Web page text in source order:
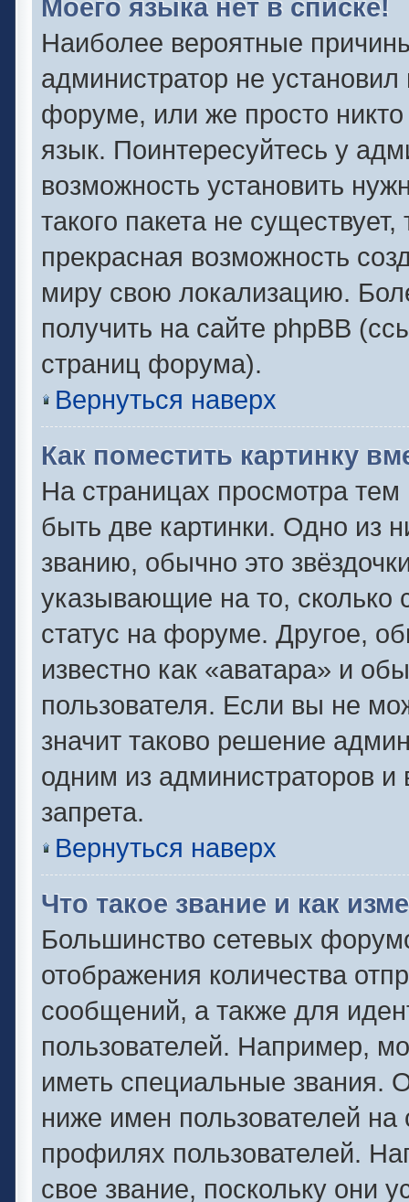
Моего языка нет в списке!
Наиболее вероятные
администратор не
форуме, или же просто
язык. Поинтересуйтесь у
возможность установить
такого пакета не
прекрасная возможность
миру свою локализацию.
получить на сайте phpBB
страниц форума).
Вернуться наверх
Как поместить картинку
На страницах просмотра
быть две картинки. Одно из
званию, обычно это
указывающие на то,
статус на форуме. Другое,
известно как «аватара» и
пользователя. Если вы не
значит таково решение
одним из администраторов и
запрета.
Вернуться наверх
Что такое звание и как
Большинство сетевых
отображения количества
сообщений, а также для
пользователей. Например,
иметь специальные звания.
ниже имен пользователей
профилях пользователей.
свое звание, поскольку они